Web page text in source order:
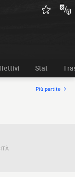
Stat
Più partite